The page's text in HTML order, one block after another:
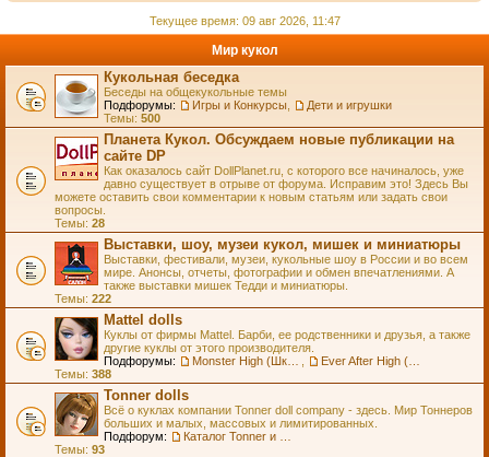
Текущее время: 09 авг 2026, 11:47
Мир кукол
Кукольная беседка
Беседы на общекукольные темы
Подфорумы:
Игры и Конкурсы
Дети и игрушки
Темы: 500
Планета Кукол. Обсуждаем новые публикации на
сайте DP
Как оказалось сайт DollPlanet.ru, с которого все начиналось, уже
давно существует в отрыве от форума. Исправим это! Здесь Вы
можете оставить свои комментарии к новым статьям или задать свои
вопросы.
Темы: 28
Выставки, шоу, музеи кукол, мишек и миниатюры
Выставки, фестивали, музеи, кукольные шоу в России и во всем
мире. Анонсы, отчеты, фотографии и обмен впечатлениями. А
также выставки мишек Тедди и миниатюры.
Темы: 222
Mattel dolls
Куклы от фирмы Mattel. Барби, ее родственники и друзья, а также
другие куклы от этого производителя.
Подфорумы:
Темы: 388
Tonner dolls
Всё о куклах компании Tonner doll company - здесь. Мир Тоннеров
больших и малых, массовых и лимитированных.
Подфорум:
Темы: 93